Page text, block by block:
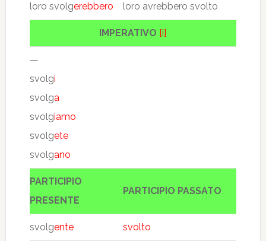
loro svolgerebbero
loro avrebbero svolto
IMPERATIVO [i]
—
svolgi
svolga
svolgiamo
svolgete
svolgano
PARTICIPIO
PRESENTE
PARTICIPIO PASSATO
svolgente svolto